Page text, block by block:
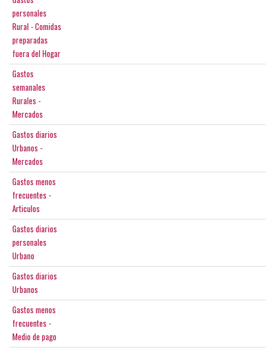
personales
Rural - Comidas
preparadas
fuera del Hogar
Gastos
semanales
Rurales -
Mercados
Gastos diarios
Urbanos -
Mercados
Gastos menos
frecuentes -
Articulos
Gastos diarios
personales
Urbano
Gastos diarios
Urbanos
Gastos menos
frecuentes -
Medio de pago